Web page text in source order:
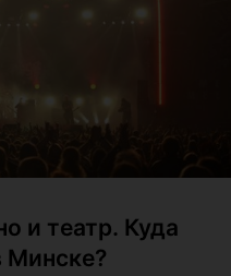
и театр. Куда
Минске?